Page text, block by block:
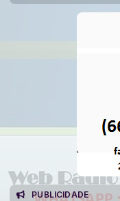
PUBLICIDADE